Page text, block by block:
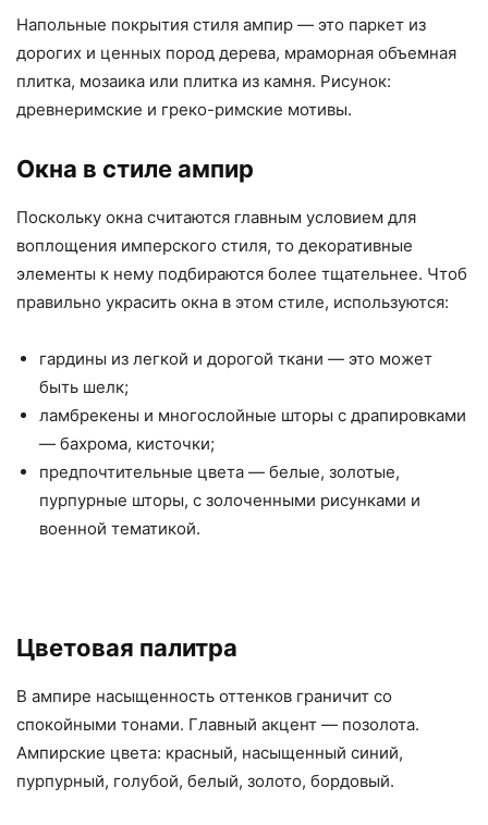
Напольные покрытия стиля ампир — это паркет из
дорогих и ценных пород дерева, мраморная объемная
плитка, мозаика или плитка из камня. Рисунок:
древнеримские и греко-римские мотивы.
Окна в стиле ампир
Поскольку окна считаются главным условием для
воплощения имперского стиля, то декоративные
элементы к нему подбираются более тщательнее. Чтоб
правильно украсить окна в этом стиле, используются:
гардины из легкой и дорогой ткани — это может
быть шелк;
ламбрекены и многослойные шторы с драпировками
— бахрома, кисточки;
предпочтительные цвета — белые, золотые,
пурпурные шторы, с золоченными рисунками и
военной тематикой.
Цветовая палитра
В ампире насыщенность оттенков граничит со
спокойными тонами. Главный акцент — позолота.
Ампирские цвета: красный, насыщенный синий,
пурпурный, голубой, белый, золото, бордовый.